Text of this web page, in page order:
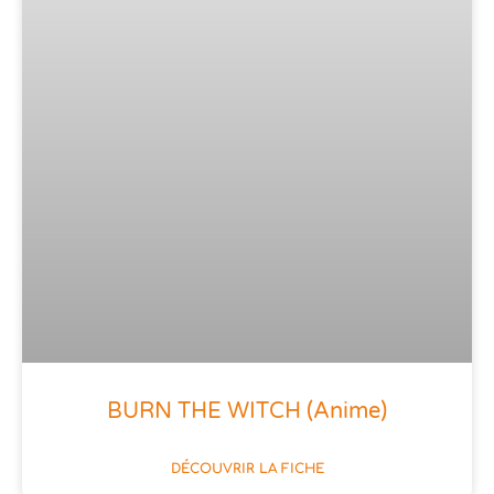
BURN THE WITCH (anime)
DÉCOUVRIR LA FICHE